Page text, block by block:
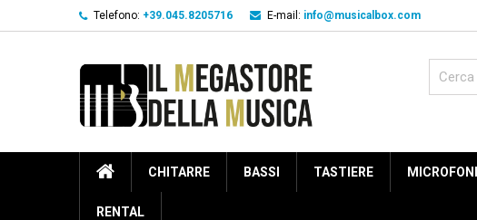
Telefono: +39.045.8205716 E-mail: info@musicalbox.com
CHITARRE BASSI TASTIERE MICROFONI
RENTAL